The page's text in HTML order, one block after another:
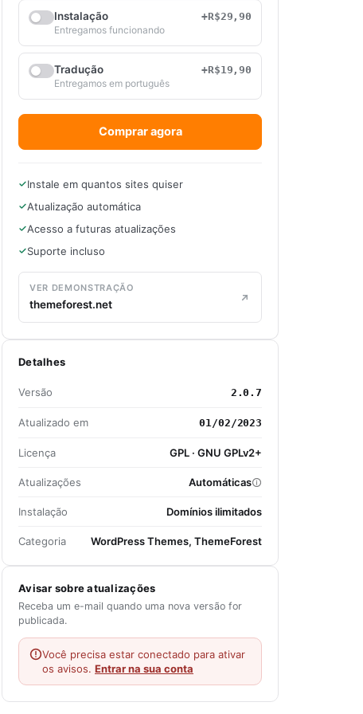
Instalação
+R$29,90
Entregamos funcionando
Tradução
+R$19,90
Entregamos em português
Comprar agora
Instale em quantos sites quiser
Atualização automática
Acesso a futuras atualizações
Suporte incluso
VER DEMONSTRAÇÃO
themeforest.net
Detalhes
Versão 2.0.7
Atualizado em 01/02/2023
Licença GPL · GNU GPLv2+
Atualizações Automáticas
Instalação Domínios ilimitados
Categoria WordPress Themes, ThemeForest
Avisar sobre atualizações
Receba um e-mail quando uma nova versão for
publicada.
Você precisa estar conectado para ativar
os avisos. Entrar na sua conta